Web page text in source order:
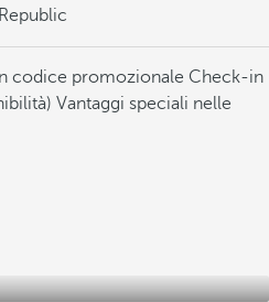
codice promozionale Check-in
Vantaggi speciali nelle